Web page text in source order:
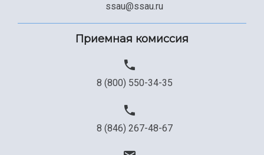
ssau@ssau.ru
Приемная комиссия
8 (800) 550-34-35
8 (846) 267-48-67